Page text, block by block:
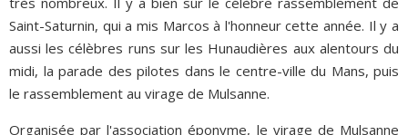
Saint-Saturnin, qui a mis Marcos à l'honneur cette année. Il y a
aussi les célèbres runs sur les Hunaudières aux alentours du
midi, la parade des pilotes dans le centre-ville du Mans, puis
le rassemblement au virage de Mulsanne.
Organisée par l'association éponyme, le virage de Mulsanne